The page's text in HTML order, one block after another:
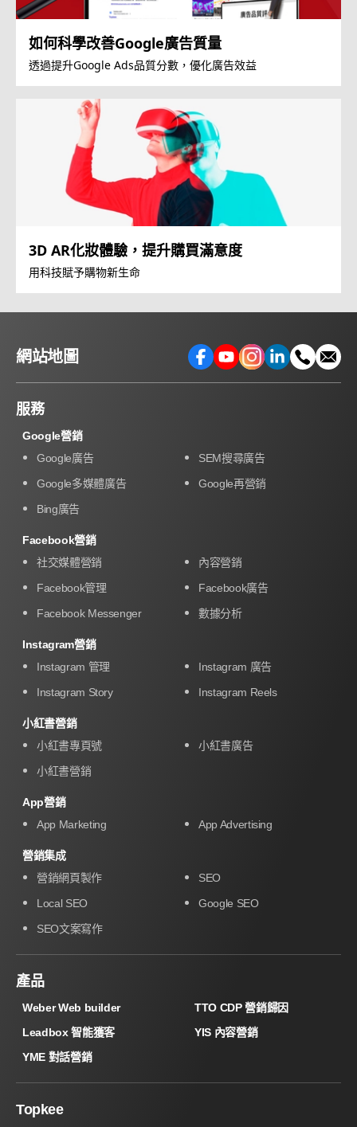
如何科學改善Google廣告質量
透過提升Google Ads品質分數，優化廣告效益
3D AR化妝體驗，提升購買滿意度
用科技賦予購物新生命
網站地圖
服務
Google營銷
Google廣告
SEM搜尋廣告
Google多媒體廣告
Google再營銷
Bing廣告
Facebook營銷
社交媒體營銷
內容營銷
Facebook管理
Facebook廣告
Facebook Messenger
數據分析
Instagram營銷
Instagram 管理
Instagram 廣告
Instagram Story
Instagram Reels
小紅書營銷
小紅書專頁號
小紅書廣告
小紅書營銷
App營銷
App Marketing
App Advertising
營銷集成
營銷網頁製作
SEO
Local SEO
Google SEO
SEO文案寫作
產品
Weber Web builder
TTO CDP 營銷歸因
Leadbox 智能獲客
YIS 內容營銷
YME 對話營銷
Topkee